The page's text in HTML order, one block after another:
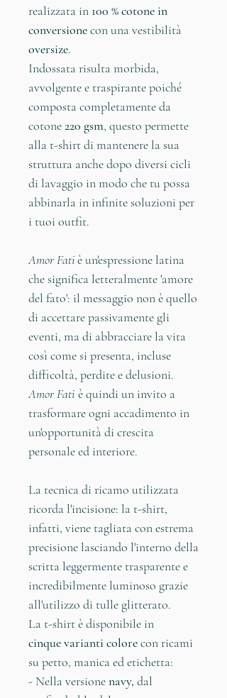
realizzata in 100 % cotone in
conversionecon una vestibilità
oversize.
Indossata risulta morbida,
avvolgente e traspirante poiché
composta completamente da
cotone220 gsm, questo permette
alla t-shirt di mantenere la sua
struttura anche dopo diversi cicli
di lavaggio in modo che tu possa
abbinarla in infinite soluzioni per
i tuoi outfit.
Amor Fatiè un'espressione latina
che significa letteralmente 'amore
del fato': il messaggio non è quello
di accettare passivamente gli
eventi, ma di abbracciare la vita
così come si presenta, incluse
difficoltà, perdite e delusioni.
Amor Fati è quindi un invito a
trasformare ogni accadimento in
un'opportunità di crescita
personale ed interiore.
La tecnica di ricamo utilizzata
ricorda l'incisione: la t-shirt,
infatti, viene tagliata con estrema
precisione lasciando l'interno della
scritta leggermente trasparente e
incredibilmente luminoso grazie
all'utilizzo di tulle glitterato.
La t-shirt è disponibile in
cinque varianti colorecon ricami
su petto, manica ed etichetta:
- Nella versionenavy, dal